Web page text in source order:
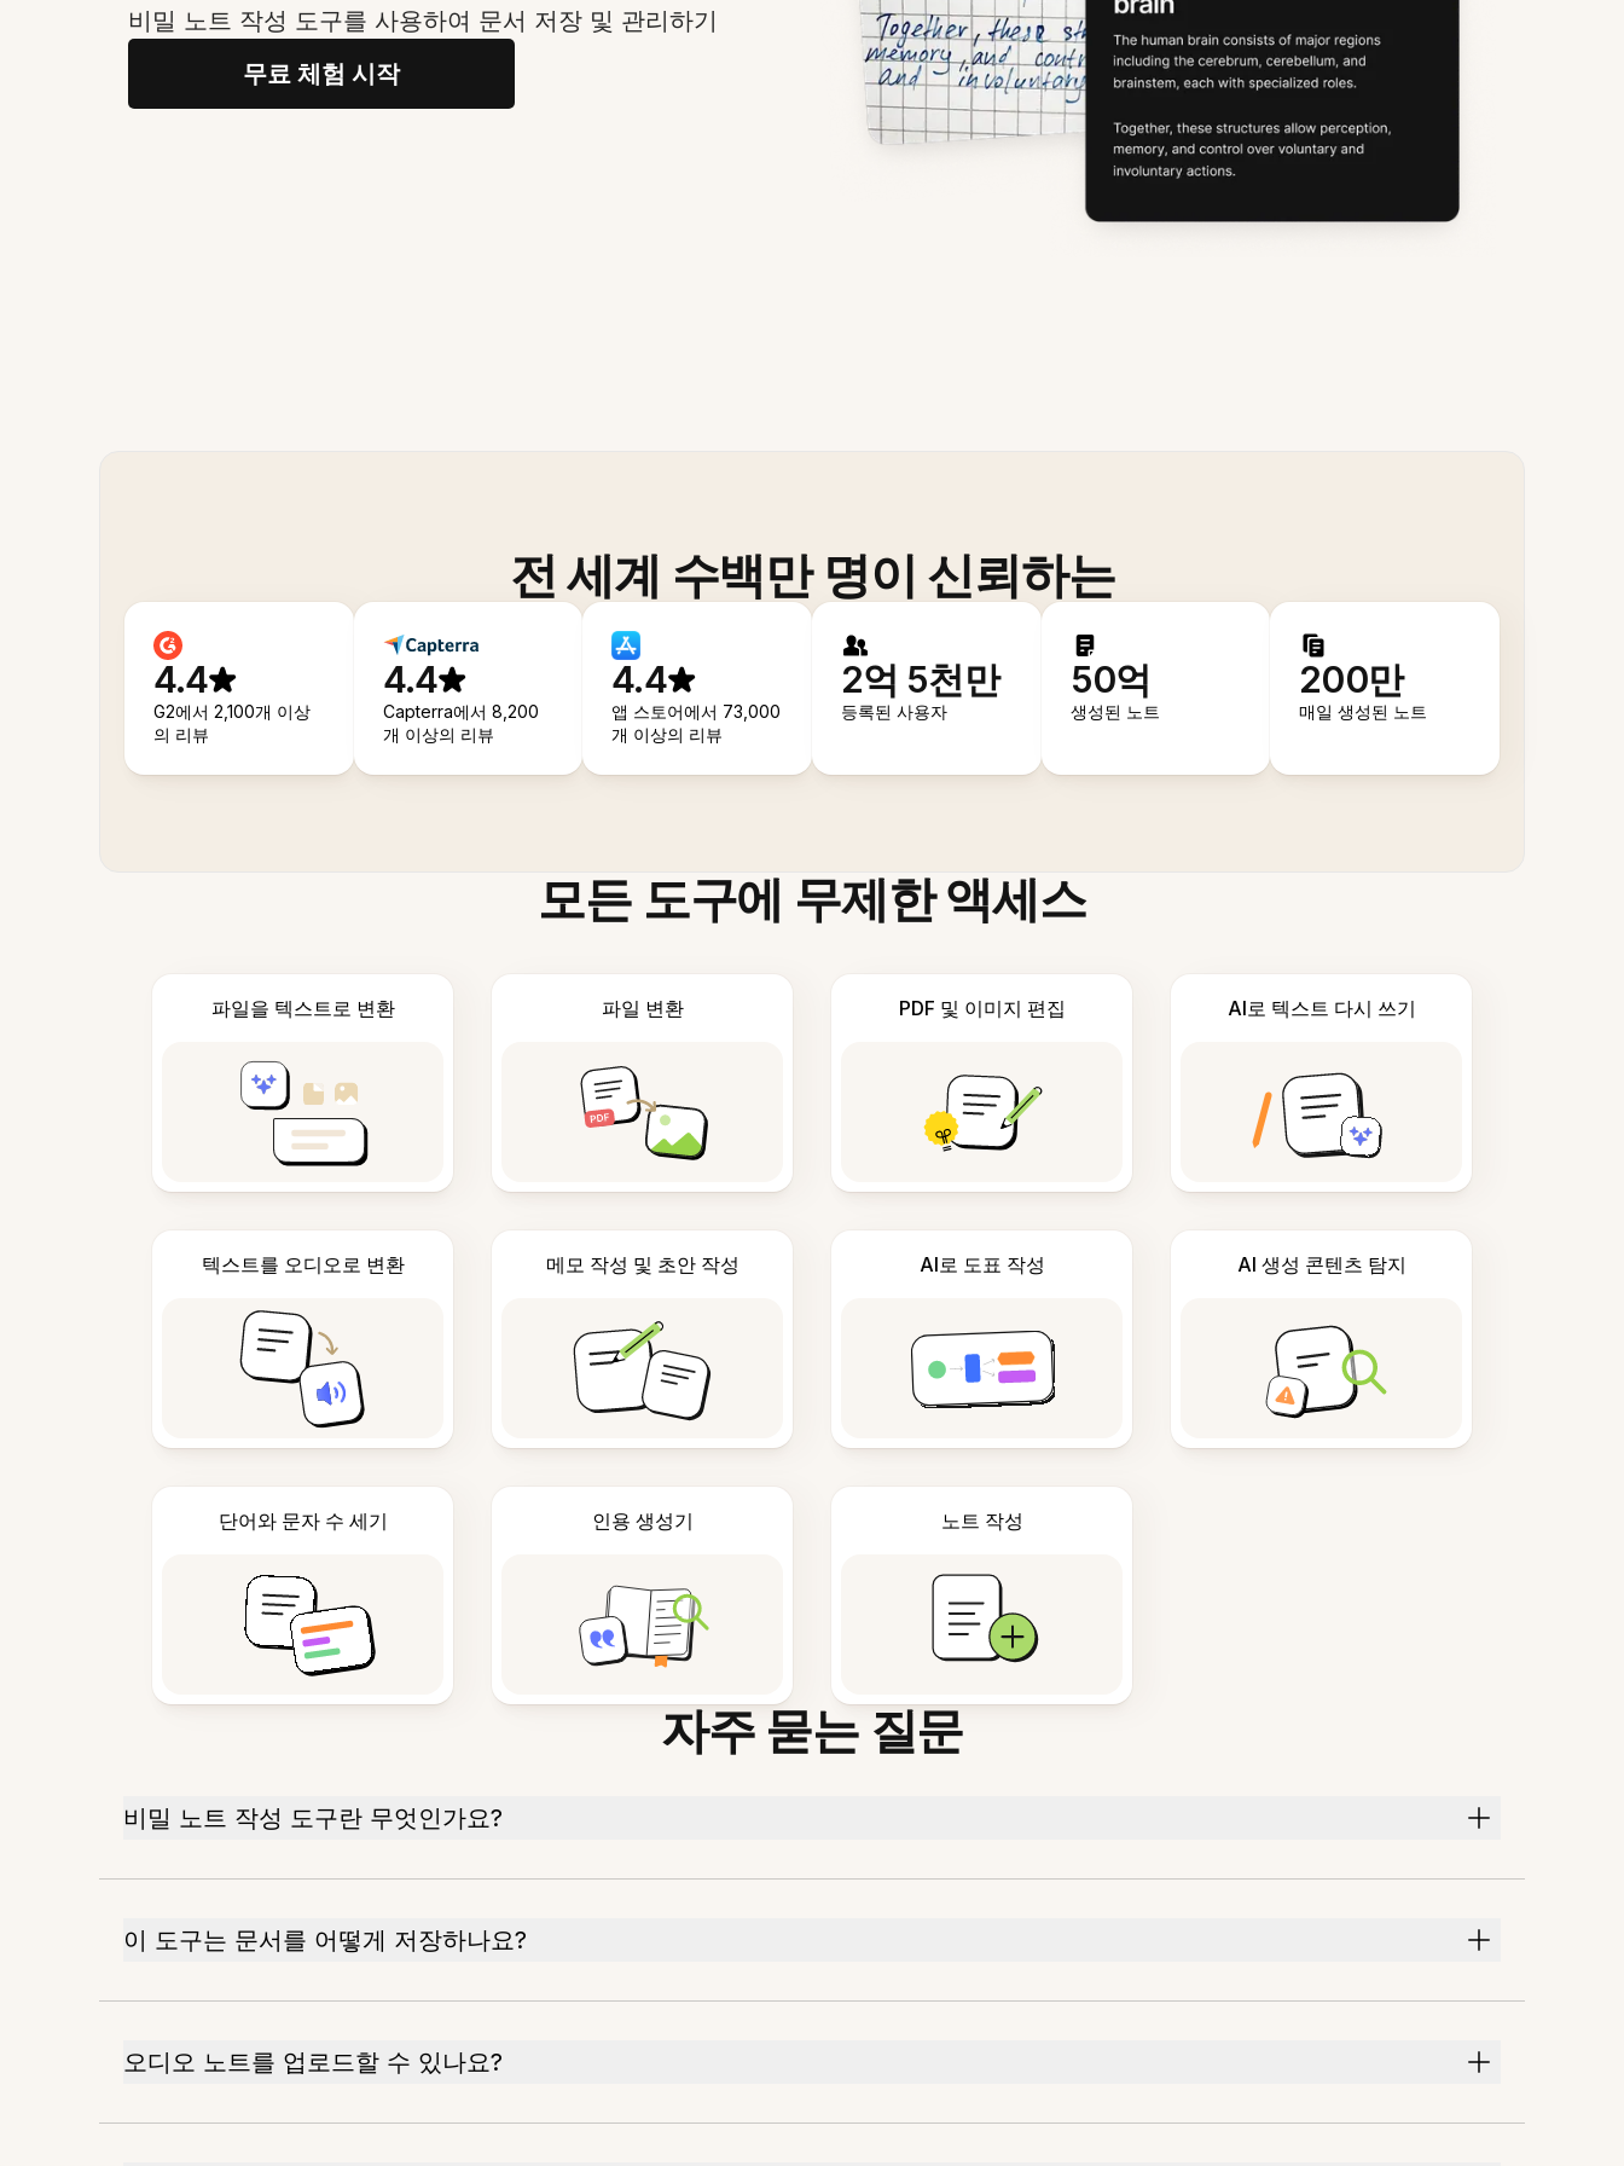
비밀 노트 작성 도구를 사용하여 문서 저장 및 관리하기
무료 체험 시작
전 세계 수백만 명이 신뢰하는
4.4
G2에서 2,100개 이상
의 리뷰
4.4
Capterra에서 8,200
개 이상의 리뷰
4.4
앱 스토어에서 73,000
개 이상의 리뷰
2억 5천만
등록된 사용자
50억
생성된 노트
200만
매일 생성된 노트
모든 도구에 무제한 액세스
파일을 텍스트로 변환 파일 변환 PDF 및 이미지 편집 AI로 텍스트 다시 쓰기
텍스트를 오디오로 변환 메모 작성 및 초안 작성 AI로 도표 작성 AI 생성 콘텐츠 탐지
단어와 문자 수 세기 인용 생성기 노트 작성
자주 묻는 질문
비밀 노트 작성 도구란 무엇인가요?
이 도구는 문서를 어떻게 저장하나요?
오디오 노트를 업로드할 수 있나요?